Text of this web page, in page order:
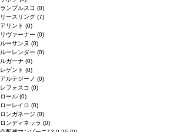
ランブルスコ (0)
リースリング (7)
アリント (0)
リヴァーナー (0)
ルーサンヌ (0)
ルーレンダー (0)
ルガーナ (0)
レゲント (0)
アルテジーノ (0)
レフォスコ (0)
ロール (0)
ローレイロ (0)
ロンガネージ (0)
ロンディネッラ (0)